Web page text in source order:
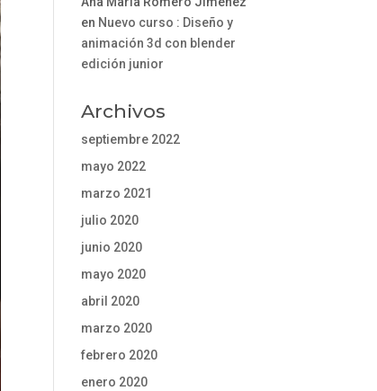
en Nuevo curso : Diseño y
animación 3d con blender
edición junior
Archivos
septiembre 2022
mayo 2022
marzo 2021
julio 2020
junio 2020
mayo 2020
abril 2020
marzo 2020
febrero 2020
enero 2020